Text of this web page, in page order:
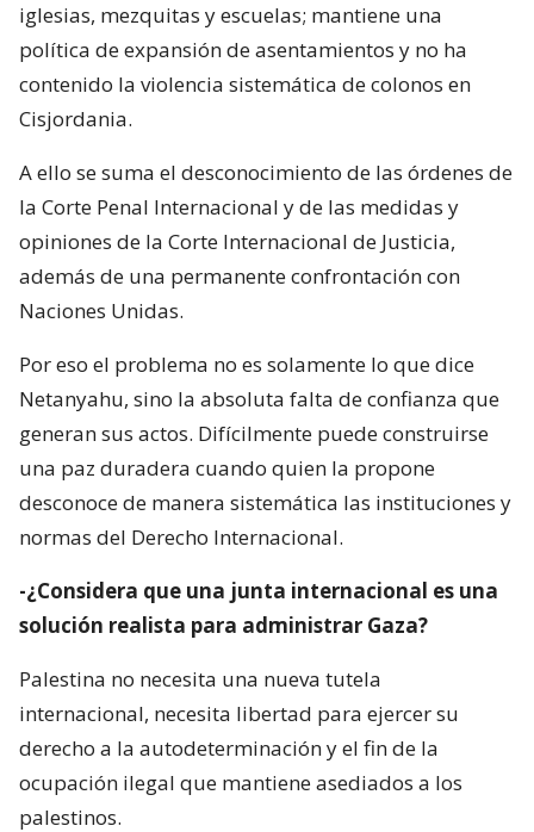
iglesias, mezquitas y escuelas; mantiene una
política de expansión de asentamientos y no ha
contenido la violencia sistemática de colonos en
Cisjordania.
A ello se suma el desconocimiento de las órdenes de
la Corte Penal Internacional y de las medidas y
opiniones de la Corte Internacional de Justicia,
además de una permanente confrontación con
Naciones Unidas.
Por eso el problema no es solamente lo que dice
Netanyahu, sino la absoluta falta de confianza que
generan sus actos. Difícilmente puede construirse
una paz duradera cuando quien la propone
desconoce de manera sistemática las instituciones y
normas del Derecho Internacional.
-¿Considera que una junta internacional es una
solución realista para administrar Gaza?
Palestina no necesita una nueva tutela
internacional, necesita libertad para ejercer su
derecho a la autodeterminación y el fin de la
ocupación ilegal que mantiene asediados a los
palestinos.